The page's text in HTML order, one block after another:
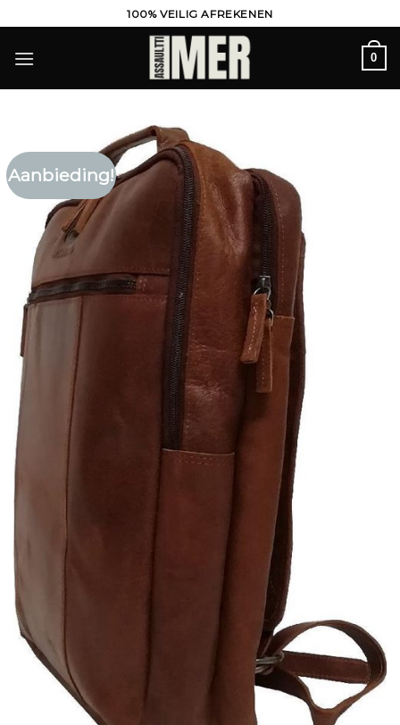
naar
inhoud
100% VEILIG AFREKENEN
0
Aanbieding!